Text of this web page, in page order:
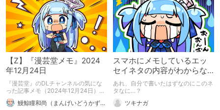
【Z】『漫芸堂メモ』2024
年12月24日
『漫芸堂』のDLチャンネルの気にな
った記事メモ（2024年12月24日）で
ございます。 ただのメモです、他意
はございません。
鰻鯨瞳和尚（まんげいどうかずなお）
スマホにメモしているエッ
セイネタの内容がわからな
い？！
あれ、自分で書いたはずなのにこのネ
タなに…？
ツキナガ